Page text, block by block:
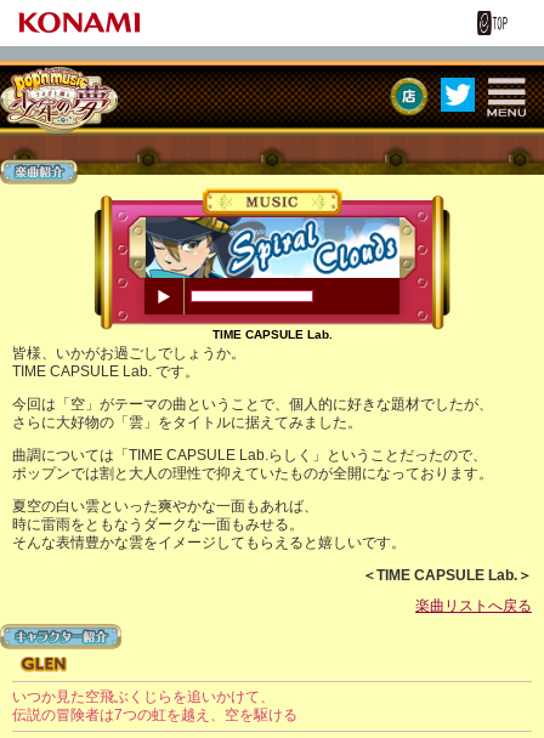
ぎと猫と少年の夢
MEN
00:00/00:10
TIME CAPSULE Lab.
皆様、いかがお過ごしでしょうか。
TIME CAPSULE Lab. です。
今回は「空」がテーマの曲ということで、個人的に好きな題材でしたが、
さらに大好物の「雲」をタイトルに据えてみました。
曲調については「TIME CAPSULE Lab.らしく」ということだったので、
ポップンでは割と大人の理性で抑えていたものが全開になっております。
夏空の白い雲といった爽やかな一面もあれば、
時に雷雨をともなうダークな一面もみせる。
そんな表情豊かな雲をイメージしてもらえると嬉しいです。
＜TIME CAPSULE Lab.＞
楽曲リストへ戻る
いつか見た空飛ぶくじらを追いかけて、
伝説の冒険者は7つの虹を越え、空を駆ける